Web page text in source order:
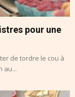
pour une
de tordre le cou à
au...